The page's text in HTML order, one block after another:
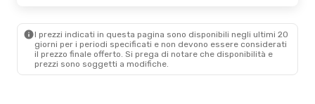
- SVG
WideroeDiretto
SVG - OSL
I prezzi indicati in questa pagina sono disponibili negli ultimi 20
giorni per i periodi specificati e non devono essere considerati
il ​​prezzo finale offerto. Si prega di notare che disponibilità e
prezzi sono soggetti a modifiche.